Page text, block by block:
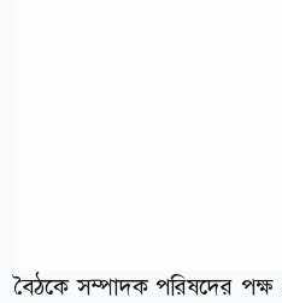
বৈঠকে সম্পাদক পরিষদের